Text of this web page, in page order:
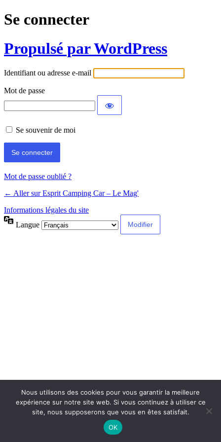
Se connecter
Propulsé par WordPress
Identifiant ou adresse e-mail
Mot de passe
Se souvenir de moi
Mot de passe oublié ?
← Aller sur Esprit Camping Car – Le Mag'
Informations légales du site
Langue
Nous utilisons des cookies pour vous garantir la meilleure
expérience sur notre site web. Si vous continuez à utiliser ce
site, nous supposerons que vous en êtes satisfait.
OK